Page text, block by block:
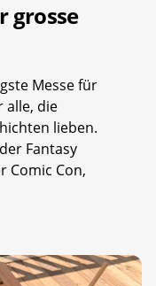
grosse
Messe für
alle, die
lieben.
Fantasy
Comic Con,